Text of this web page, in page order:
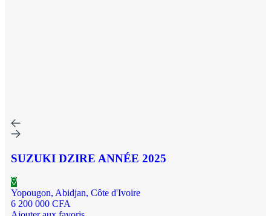
SUZUKI DZIRE ANNÉE 2025
Yopougon, Abidjan, Côte d'Ivoire
6 200 000 CFA